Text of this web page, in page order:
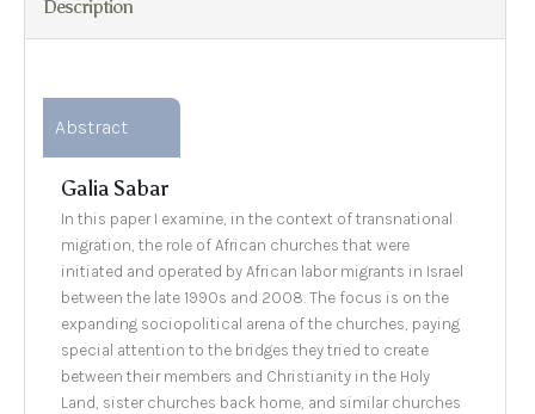
Description
Abstract
Galia Sabar
In this paper I examine, in the context of transnational
migration, the role of African churches that were
initiated and operated by African labor migrants in Israel
between the late 1990s and 2008. The focus is on the
expanding sociopolitical arena of the churches, paying
special attention to the bridges they tried to create
between their members and Christianity in the Holy
Land, sister churches back home, and similar churches